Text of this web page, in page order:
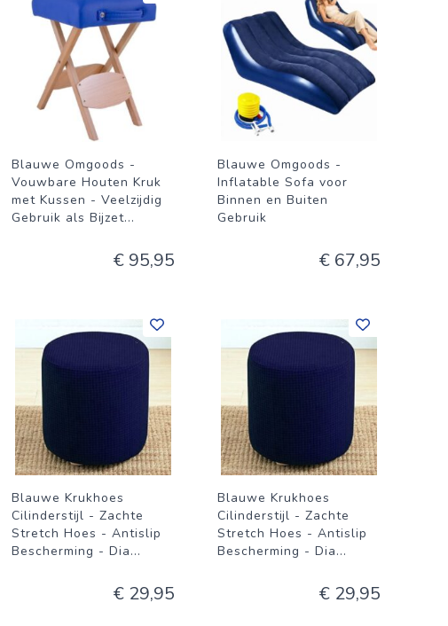
Blauwe Omgoods -
Vouwbare Houten Kruk
met Kussen - Veelzijdig
Gebruik als Bijzet...
€ 95,95
Blauwe Omgoods -
Inflatable Sofa voor
Binnen en Buiten
Gebruik
€ 67,95
Blauwe Krukhoes
Cilinderstijl - Zachte
Stretch Hoes - Antislip
Bescherming - Dia...
€ 29,95
Blauwe Krukhoes
Cilinderstijl - Zachte
Stretch Hoes - Antislip
Bescherming - Dia...
€ 29,95